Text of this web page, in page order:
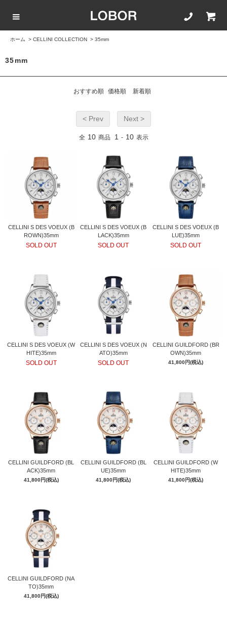
ROSEGOLD
BLUE
SILVER
ホーム > CELLINI COLLECTION > 35mm
35mm
おすすめ順 価格順 新着順
< Prev Next >
全 10 商品 1 - 10 表示
CELLINI S DES VOEUX (B
ROWN)35mm
SOLD OUT
CELLINI S DES VOEUX (B
LACK)35mm
SOLD OUT
CELLINI S DES VOEUX (B
LUE)35mm
SOLD OUT
CELLINI S DES VOEUX (W
HITE)35mm
SOLD OUT
CELLINI S DES VOEUX (N
ATO)35mm
SOLD OUT
CELLINI GUILDFORD (BR
OWN)35mm
41,800円(税込)
CELLINI GUILDFORD (BL
ACK)35mm
41,800円(税込)
CELLINI GUILDFORD (BL
UE)35mm
41,800円(税込)
CELLINI GUILDFORD (W
HITE)35mm
41,800円(税込)
CELLINI GUILDFORD (NA
TO)35mm
41,800円(税込)